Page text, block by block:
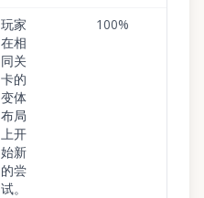
玩家
在相
同关
卡的
变体
布局
上开
始新
的尝
试。
100%